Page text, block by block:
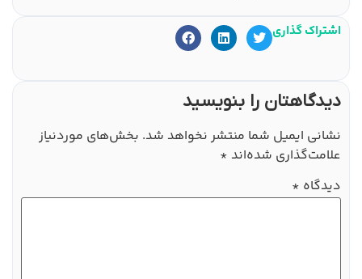
اشتراک گذاری
دیدگاهتان را بنویسید
نشانی ایمیل شما منتشر نخواهد شد. بخش‌های موردنیاز
علامت‌گذاری شده‌اند *
دیدگاه *